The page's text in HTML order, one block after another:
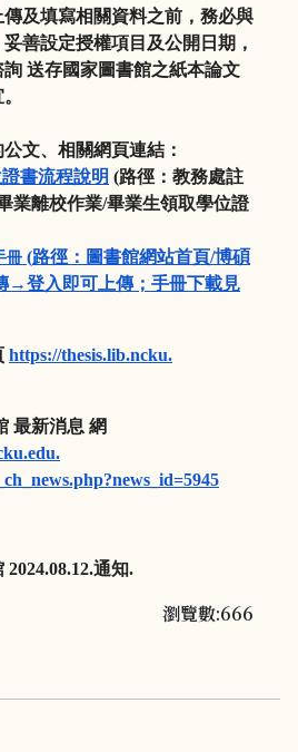
及填寫相關資料之前，務必與
妥善設定授權項目及公開日期，
送存國家圖書館之紙本論文
文、相關網頁連結：
書流程說明 (路徑：教務處註
業離校作業/畢業生領取學位證
冊 (路徑： 圖書館網站首頁/博碩
→登入即可上傳； 手冊下載見
https://thesis.lib.ncku.
最新消息 網
news_id=5945
2024.08.12.通知.
瀏覽數:666